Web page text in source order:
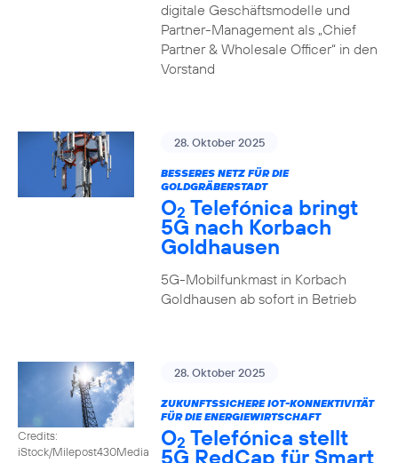
digitale Geschäftsmodelle und
Partner-Management als „Chief
Partner & Wholesale Officer“ in den
Vorstand
28. Oktober 2025
BESSERES NETZ FÜR DIE
GOLDGRÄBERSTADT
O2 Telefónica bringt
5G nach Korbach
Goldhausen
5G-Mobilfunkmast in Korbach
Goldhausen ab sofort in Betrieb
Credits:
iStock/Milepost430Media
28. Oktober 2025
ZUKUNFTSSICHERE IOT-KONNEKTIVITÄT
FÜR DIE ENERGIEWIRTSCHAFT
O2 Telefónica stellt
5G RedCap für Smart